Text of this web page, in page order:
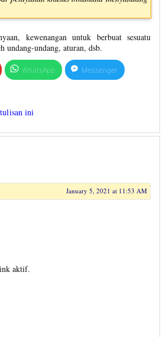
kewenangan untuk berbuat sesuatu
undang-undang, aturan, dsb.
WhatsApp Messenger
ini
January 5, 2021 at 11:53 AM
aktif.